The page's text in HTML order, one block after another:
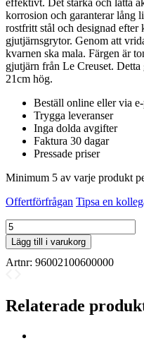
effektivt. Det starka och lätta
korrosion och garanterar lång
rostfritt stål och designad efter
gjutjärnsgrytor. Genom att
kvarnen ska mala. Färgen är
gjutjärn från Le Creuset.
21cm hög.
Beställ online eller via
Trygga leveranser
Inga dolda avgifter
Faktura 30 dagar
Pressade priser
Minimum 5 av varje produkt
Offertförfrågan Tipsa en
Le
Creuset
Salt
&
-
Cerise
Lägg till i varukorg
Artnr: 96002100600000
Relaterade